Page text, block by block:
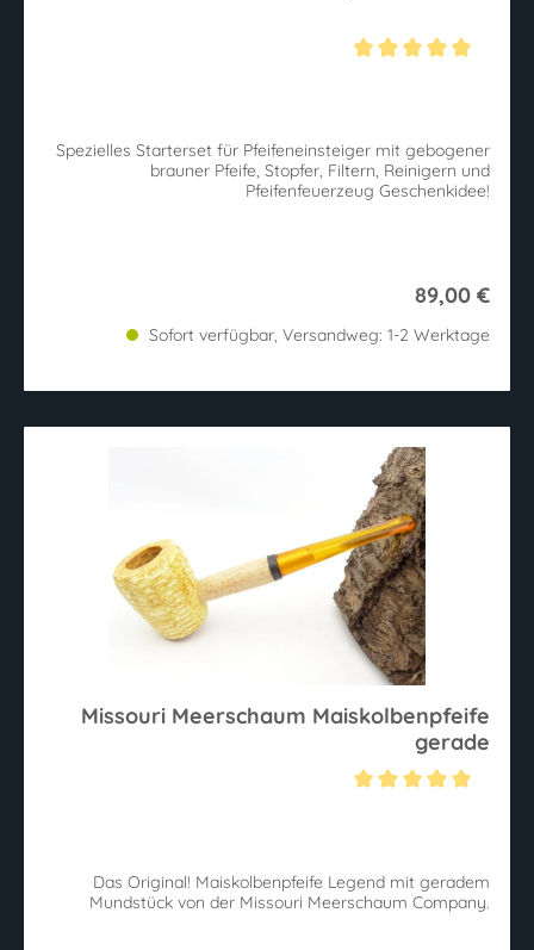
Spezielles Starterset für Pfeifeneinsteiger mit gebogener
brauner Pfeife, Stopfer, Filtern, Reinigern und
Pfeifenfeuerzeug Geschenkidee!
89,00 €
Sofort verfügbar, Versandweg: 1-2 Werktage
Missouri Meerschaum Maiskolbenpfeife
gerade
Das Original! Maiskolbenpfeife Legend mit geradem
Mundstück von der Missouri Meerschaum Company.